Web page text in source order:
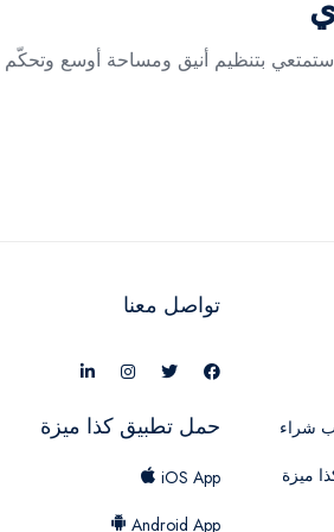
بتنظيم أنيق ومساحة أوسع
شراء
ميزة
تواصل معنا
حمل تطبيق كذا ميزة
iOS App
Android App